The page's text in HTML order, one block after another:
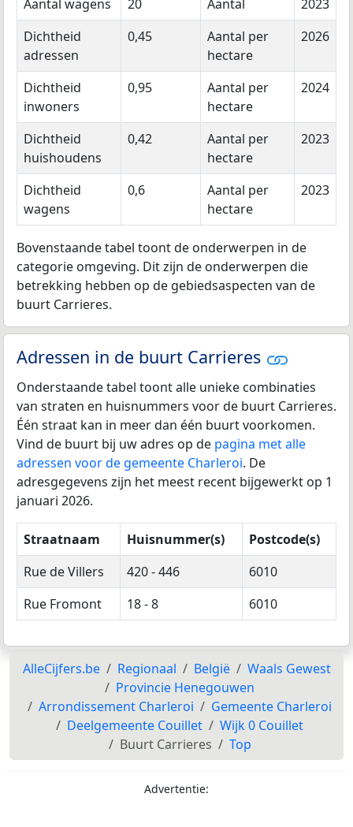
Aantal wagens 20 Aantal
2023
Dichtheid
adressen
0,45
Aantal per
hectare
2026
Dichtheid
inwoners
0,95
Aantal per
hectare
2024
Dichtheid
huishoudens
0,42
Aantal per
hectare
2023
Dichtheid
wagens
0,6
Aantal per
hectare
2023
Bovenstaande tabel toont de onderwerpen in de
categorie omgeving. Dit zijn de onderwerpen die
betrekking hebben op de gebiedsaspecten van de
buurt Carrieres.
Adressen in de buurt Carrieres
Onderstaande tabel toont alle unieke combinaties
van straten en huisnummers voor de buurt Carrieres.
Één straat kan in meer dan één buurt voorkomen.
Vind de buurt bij uw adres op de pagina met alle
adressen voor de gemeente Charleroi. De
adresgegevens zijn het meest recent bijgewerkt op 1
januari 2026.
Straatnaam Huisnummer(s)
Postcode(s)
Rue de Villers
420 - 446
6010
Rue Fromont
18 - 8 6010
AlleCijfers.be Regionaal België
Waals Gewest
Provincie Henegouwen
Arrondissement Charleroi
Gemeente Charleroi
Deelgemeente Couillet
Wijk 0 Couillet
Buurt Carrieres
Top
Advertentie: